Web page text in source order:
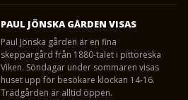
PAUL JÖNSKA GÅRDEN VISAS
Paul Jönska gården är en fina
skeppargård från 1880-talet i pittoreska
Viken. Söndagar under sommaren visas
huset upp för besökare klockan 14-16.
Trädgården är alltid öppen.